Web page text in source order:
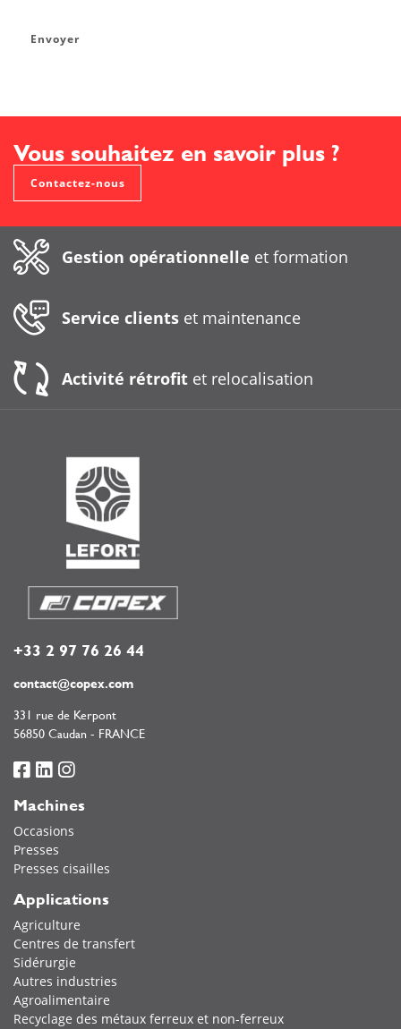
Envoyer
Vous souhaitez en savoir plus ?
Contactez-nous
Gestion opérationnelle et formation
Service clients et maintenance
Activité rétrofit et relocalisation
+33 2 97 76 26 44
contact@copex.com
331 rue de Kerpont
56850 Caudan - FRANCE
Machines
Occasions
Presses
Presses cisailles
Applications
Agriculture
Centres de transfert
Sidérurgie
Autres industries
Agroalimentaire
Recyclage des métaux ferreux et non-ferreux